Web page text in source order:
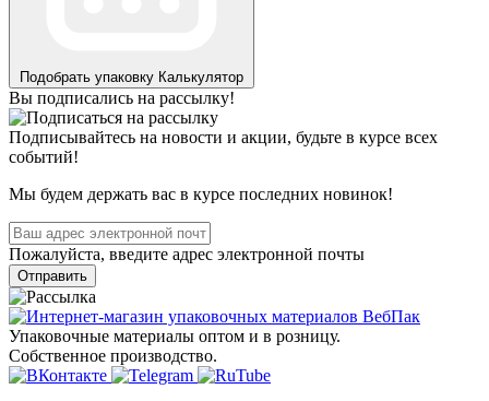
Подобрать упаковку Калькулятор
Вы подписались на рассылку!
Подписывайтесь на новости и акции, будьте в курсе всех
событий!
Мы будем держать вас в курсе последних новинок!
Пожалуйста, введите адрес электронной почты
Отправить
Упаковочные материалы оптом и в розницу.
Собственное производство.